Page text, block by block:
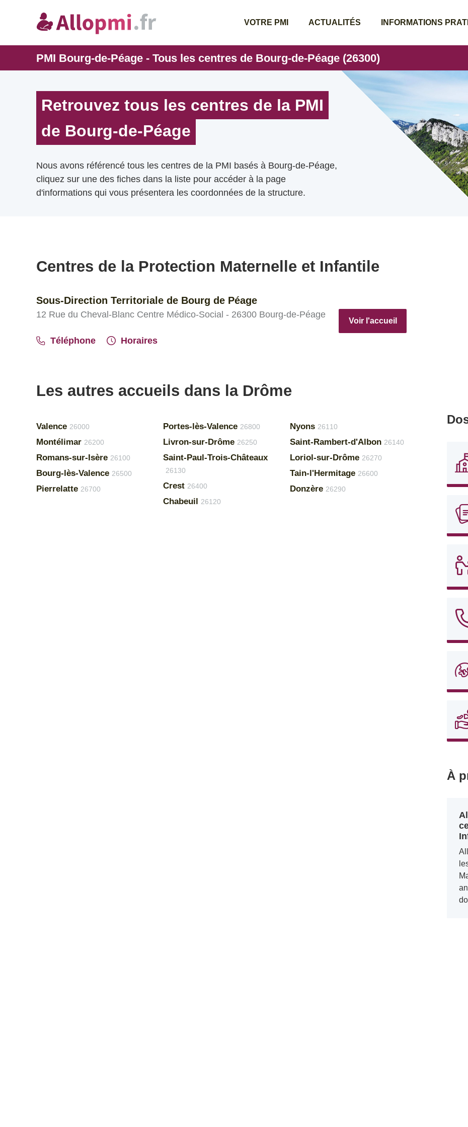
VOTRE PMI ACTUALITÉS INFORMATIONS
PMI Bourg-de-Péage - Tous les centres de Bourg-de-Péage (26300)
Retrouvez tous les centres de la PMI
de Bourg-de-Péage
Nous avons référencé tous les centres de la PMI basés à Bourg-de-Péage,
cliquez sur une des fiches dans la liste pour accéder à la page
d'informations qui vous présentera les coordonnées de la structure.
Centres de la Protection Maternelle et Infantile
Sous-Direction Territoriale de Bourg de Péage
12 Rue du Cheval-Blanc Centre Médico-Social - 26300 Bourg-de-Péage
Téléphone Horaires
Voir l'accueil
Les autres accueils dans la Drôme
Valence 26000
Montélimar 26200
Romans-sur-Isère 26100
Bourg-lès-Valence 26500
Pierrelatte 26700
Portes-lès-Valence 26800
Livron-sur-Drôme 26250
Saint-Paul-Trois-Châteaux
26130
Crest 26400
Chabeuil 26120
Nyons 26110
Saint-Rambert-d'Albon 26140
Loriol-sur-Drôme 26270
Tain-l'Hermitage 26600
Donzère 26290
À